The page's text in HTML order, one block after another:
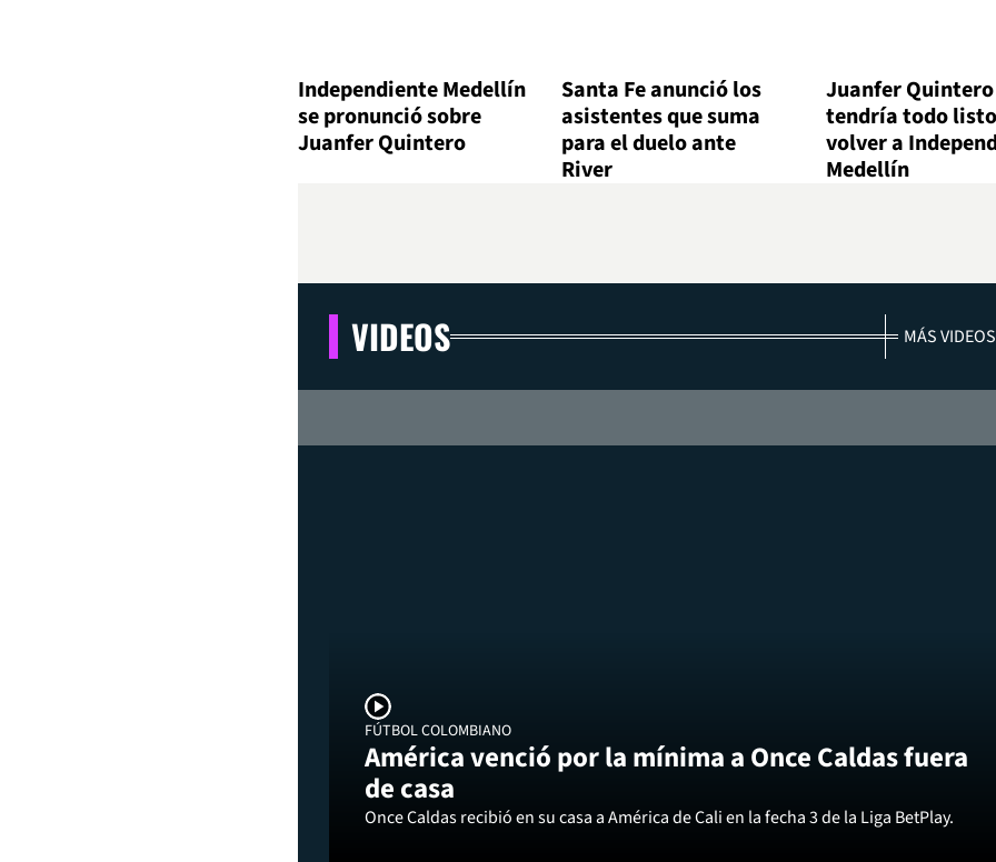
Independiente Medellín
se pronunció sobre
Juanfer Quintero
Santa Fe anunció los
asistentes que suma
para el duelo ante
River
Juanfer Quintero
tendría todo
volver a
Medellín
VIDEOS MÁS VIDEOS
FÚTBOL COLOMBIANO
América venció por la mínima a Once Caldas fuera
de casa
Once Caldas recibió en su casa a América de Cali en la fecha 3 de la Liga BetPlay.